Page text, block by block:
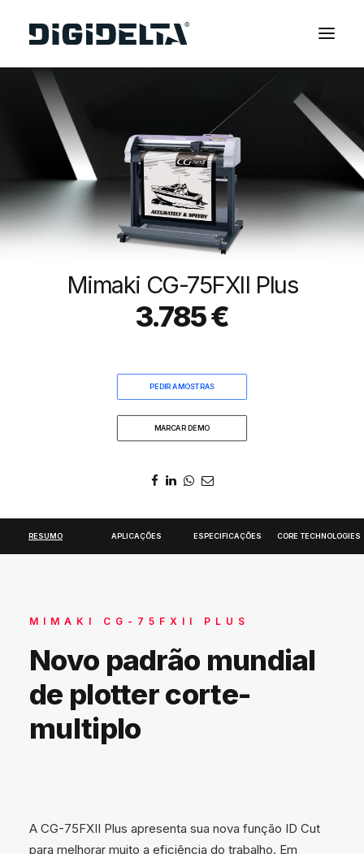
EQUIPAMENTOS
APLICAÇÕES
FINANCIAMENTO
TECNOLOGIA MIMAKI
CONTACTOS
MARCAS
DIGIDELTA ACADEMY
Mimaki CG-75FXII Plus
3.785€
PEDIR AMOSTRAS
MARCAR DEMO
RESUMO APLICAÇÕES ESPECIFICAÇÕES CORE TECHNOLOGIES
MIMAKI CG-75FXII PLUS
Novo padrão mundial
de plotter corte-
multiplo
A CG-75FXII Plus apresenta sua nova função ID Cut
para melhorar muito a eficiência do trabalho. Em